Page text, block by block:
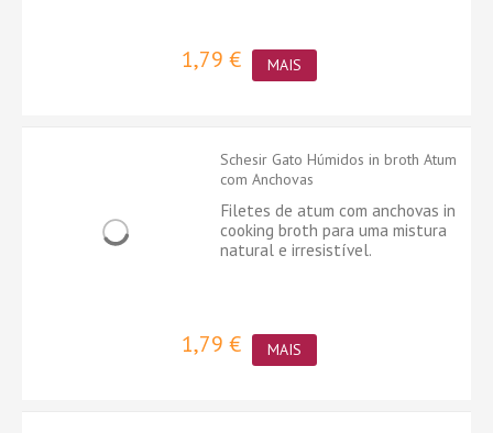
1,79 € MAIS
Schesir Gato Húmidos in broth Atum
com Anchovas
Filetes de atum com anchovas in
cooking broth para uma mistura
natural e irresistível.
1,79 € MAIS